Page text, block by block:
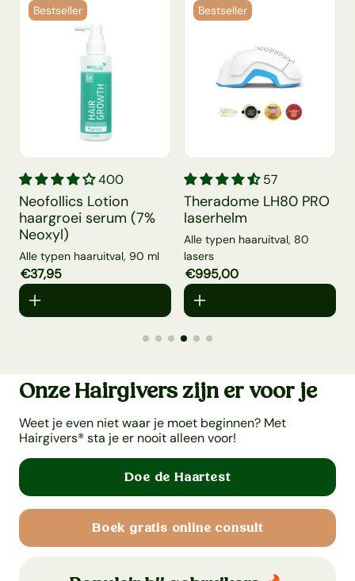
Bestseller
400
Neofollics Lotion
haargroei serum (7%
Neoxyl)
Alle typen haaruitval, 90 ml
Aanbiedingsprijs
€37,95
Bestseller
57
Theradome LH80 PRO
laserhelm
Alle typen haaruitval, 80
lasers
Aanbiedingsprijs
€995,00
Onze Hairgivers zijn er voor je
Weet je even niet waar je moet beginnen? Met
Hairgivers® sta je er nooit alleen voor!
Doe de Haartest
Boek gratis online consult